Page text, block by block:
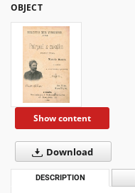
OBJECT
Show content
Download
DESCRIPTION